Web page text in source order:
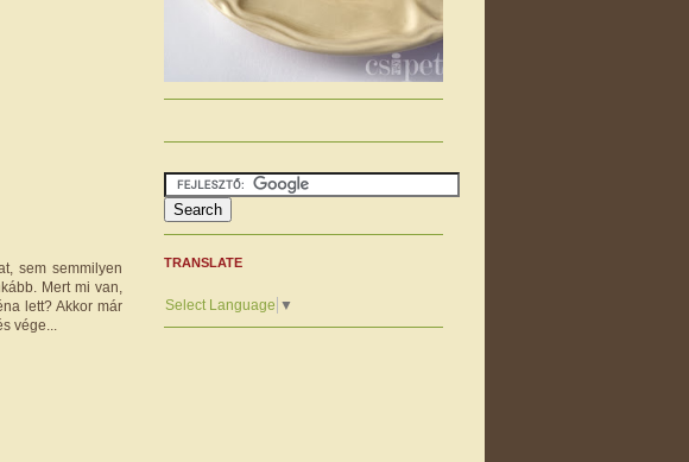
sem semmilyen
Mert mi van,
lett? Akkor már
vége...
TRANSLATE
Select Language ▼